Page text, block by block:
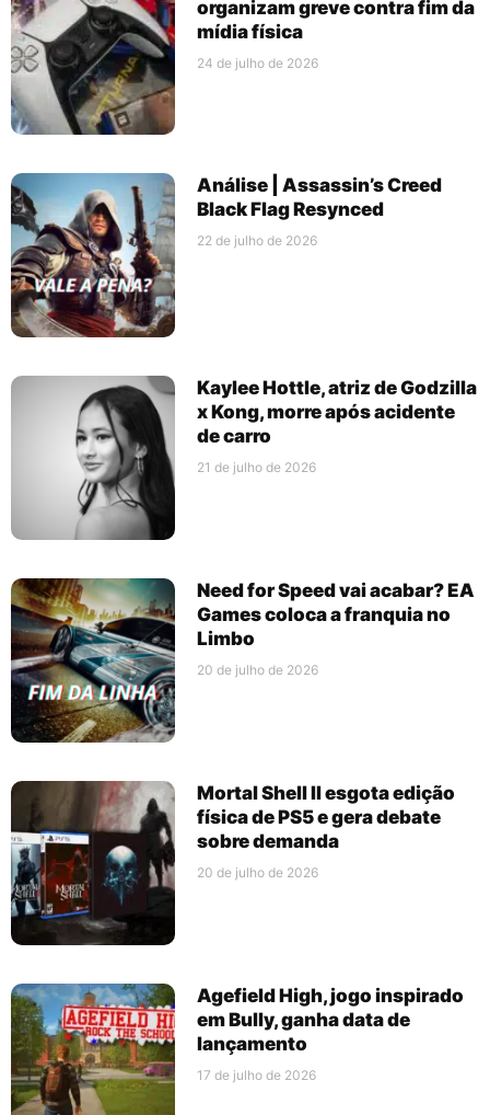
organizam greve contra fim da
mídia física
24 de julho de 2026
Análise | Assassin’s Creed
Black Flag Resynced
22 de julho de 2026
Kaylee Hottle, atriz de Godzilla
x Kong, morre após acidente
de carro
21 de julho de 2026
Need for Speed vai acabar? EA
Games coloca a franquia no
Limbo
20 de julho de 2026
Mortal Shell II esgota edição
física de PS5 e gera debate
sobre demanda
20 de julho de 2026
Agefield High, jogo inspirado
em Bully, ganha data de
lançamento
17 de julho de 2026